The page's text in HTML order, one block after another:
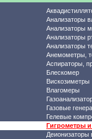
Анализаторы
Анализаторы
Анализаторы
Анализаторы
Анемометры,
Аспираторы,
Блескомер
Вискозиметры
Влагомеры
Газовые
Гелевые
Гигрометры
Деионизаторы